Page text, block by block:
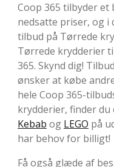
Coop 365 tilbyder
nedsatte priser, og i
tilbud på Tørrede
Tørrede krydderier
365. Skynd dig!
ønsker at købe
hele Coop 365-
krydderier, finder du
Kebab og LEGO på
har behov for billigt!
Få også glæde af